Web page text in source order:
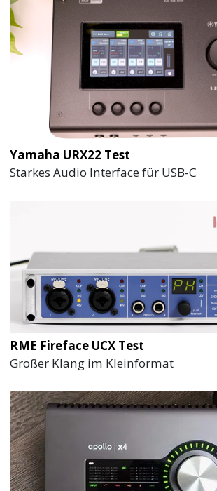
Yamaha URX22 Test
Starkes Audio Interface für USB-C
RME Fireface UCX Test
Großer Klang im Kleinformat